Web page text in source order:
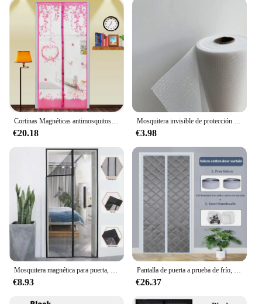
Cortinas Magnéticas antimosquitos para puerta, mosquitera con cierre magnético, pegatina para el hogar
€20.18
Mosquitera invisible de protección del medio ambiente para puerta de casa y ventana, red antimosquitos para balcón, autoinstalada
€3.98
Mosquitera magnética para puerta, cortinas antimosquitos, cierre automático para puerta de cocina, Verano
€8.93
Pantalla de puerta a prueba de frío, impermeable, corte de puerta gruesa con puerta de pantalla magnética de cierre automático cálida de algodón en invierno para el hogar
€26.37